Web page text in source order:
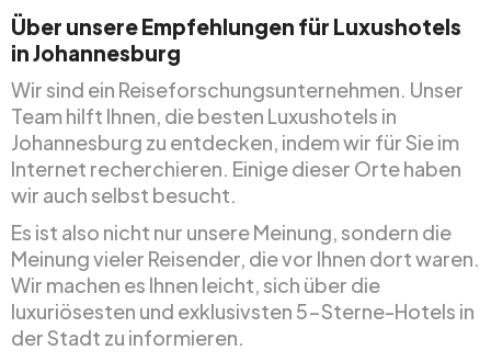
Über unsere Empfehlungen für Luxushotels
in Johannesburg
Wir sind ein Reiseforschungsunternehmen. Unser
Team hilft Ihnen, die besten Luxushotels in
Johannesburg zu entdecken, indem wir für Sie im
Internet recherchieren. Einige dieser Orte haben
wir auch selbst besucht.
Es ist also nicht nur unsere Meinung, sondern die
Meinung vieler Reisender, die vor Ihnen dort waren.
Wir machen es Ihnen leicht, sich über die
luxuriösesten und exklusivsten 5-Sterne-Hotels in
der Stadt zu informieren.